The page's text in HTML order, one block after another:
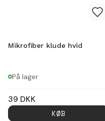
Mikrofiber klude hvid
På lager
39 DKK
KØB